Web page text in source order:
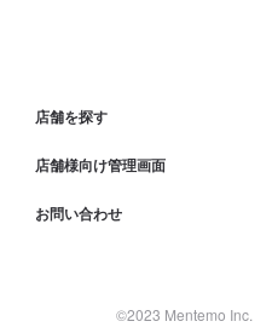
店舗を探す
店舗様向け管理画面
お問い合わせ
©2023 Mentemo Inc.